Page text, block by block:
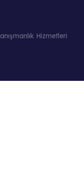
Hizmetleri